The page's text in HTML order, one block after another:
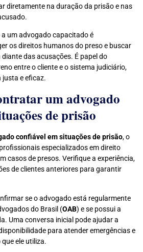
diretamente na duração da prisão e nas
um advogado capacitado é
os direitos humanos do preso e buscar
das acusações. É papel do
entre o cliente e o sistema judiciário,
justa e eficaz.
um advogado
de prisão
confiável em situações de prisão, o
especializados em direito
casos de presos. Verifique a experiência,
de clientes anteriores para garantir
se o advogado está regularmente
do Brasil (OAB) e se possui a
Uma conversa inicial pode ajudar a
para atender emergências e
ele utiliza.